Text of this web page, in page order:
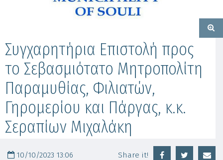
Συγχαρητήρια Επιστολή προς
το Σεβασμιότατο Μητροπολίτη
Παραμυθίας, Φιλιατών,
Γηρομερίου και Πάργας, κ.κ.
Σεραπίων Μιχαλάκη
10/10/2023 13:06 Share it!